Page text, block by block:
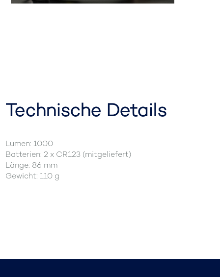
Technische Details
Lumen: 1000
Batterien: 2 x CR123 (mitgeliefert)
Länge: 86 mm
Gewicht: 110 g